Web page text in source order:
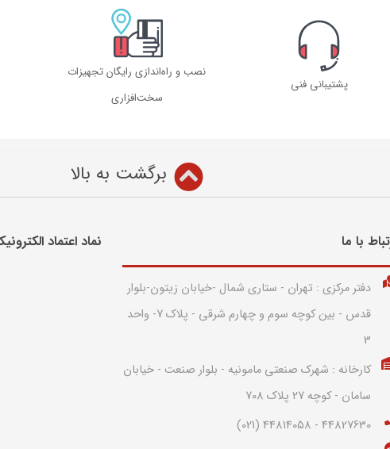
پشتیبانی فنی
نصب و راه‌اندازی رایگان تجهیزات
سخت‌افزاری
برگشت به بالا
با ما​
دفتر مرکزی : تهران - ستاری شمال -خیابان زیتون-بلوار
قدس - بین کوچه سوم و چهارم شرقی - پلاک 7- واحد
3
کارخانه : شهرک صنعتی مامونیه - بلوار صنعت - خیابان
سامان - کوچه 27 پلاک 708
44827630 - 44814058 (021)
نماد اعتماد